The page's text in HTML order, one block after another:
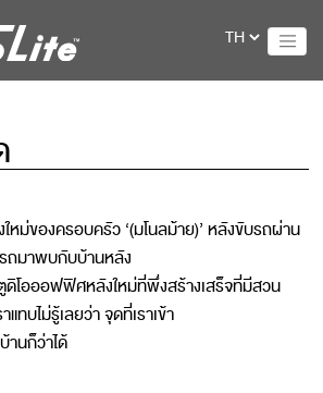
ใหม่ของครอบครัว ‘(มโนลม้าย)’ หลังขับรถผ่าน
รถมาพบกับบ้านหลัง
ดิโอออฟฟิศหลังใหม่ที่พึ่งสร้างเสร็จที่มีสวน
ทบไม่รู้เลยว่า จุดที่เราเข้า
านก็ว่าได้